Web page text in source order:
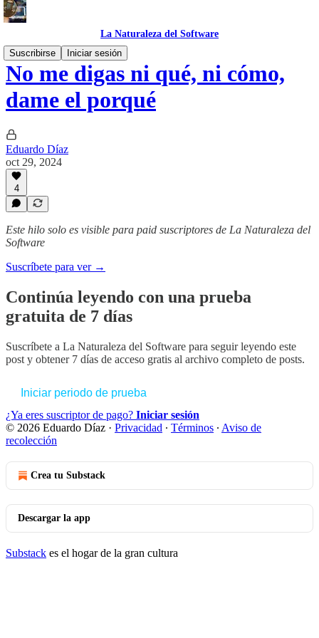
La Naturaleza del Software
Suscribirse
Iniciar sesión
No me digas ni qué, ni cómo,
dame el porqué
Eduardo Díaz
oct 29, 2024
4
Este hilo solo es visible para paid suscriptores de La Naturaleza del
Software
Suscríbete para ver →
Continúa leyendo con una prueba
gratuita de 7 días
Suscríbete a La Naturaleza del Software para seguir leyendo este
post y obtener 7 días de acceso gratis al archivo completo de posts.
Iniciar periodo de prueba
¿Ya eres suscriptor de pago? Iniciar sesión
© 2026 Eduardo Díaz · Privacidad ∙ Términos ∙ Aviso de
recolección
Crea tu Substack
Descargar la app
Substack es el hogar de la gran cultura